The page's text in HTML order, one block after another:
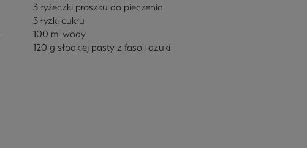
3 łyżeczki proszku do pieczenia
3 łyżki cukru
100 ml wody
120 g słodkiej pasty z fasoli azuki